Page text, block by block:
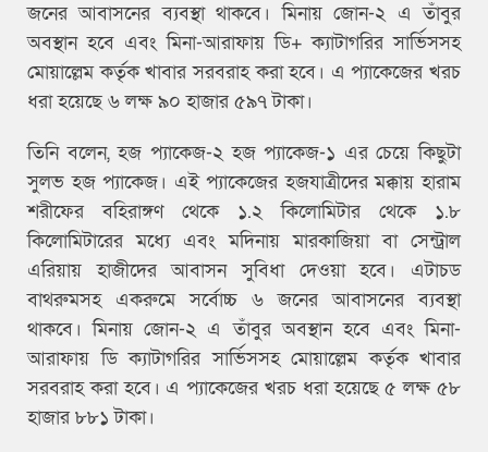
জনের আবাসনের ব্যবস্থা থাকবে। মিনায় জোন-২ এ তাঁবুর
অবস্থান হবে এবং মিনা-আরাফায় ডি+ ক্যাটাগরির সার্ভিসসহ
মোয়াল্লেম কর্তৃক খাবার সরবরাহ করা হবে। এ প্যাকেজের খরচ
ধরা হয়েছে ৬ লক্ষ ৯০ হাজার ৫৯৭ টাকা।
তিনি বলেন, হজ প্যাকেজ-২ হজ প্যাকেজ-১ এর চেয়ে কিছুটা
সুলভ হজ প্যাকেজ। এই প্যাকেজের হজযাত্রীদের মক্কায় হারাম
শরীফের বহিরাঙ্গণ থেকে ১.২ কিলোমিটার থেকে ১.৮
কিলোমিটারের মধ্যে এবং মদিনায় মারকাজিয়া বা সেন্ট্রাল
এরিয়ায় হাজীদের আবাসন সুবিধা দেওয়া হবে। এটাচড
বাথরুমসহ একরুমে সর্বোচ্চ ৬ জনের আবাসনের ব্যবস্থা
থাকবে। মিনায় জোন-২ এ তাঁবুর অবস্থান হবে এবং মিনা-
আরাফায় ডি ক্যাটাগরির সার্ভিসসহ মোয়াল্লেম কর্তৃক খাবার
সরবরাহ করা হবে। এ প্যাকেজের খরচ ধরা হয়েছে ৫ লক্ষ ৫৮
হাজার ৮৮১ টাকা।